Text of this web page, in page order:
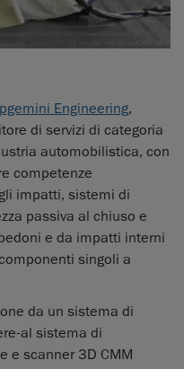
Engineering,
di servizi di categoria
automobilistica, con
competenze
impatti, sistemi di
passiva al chiuso e
e da impatti interni
singoli a
da un sistema di
al sistema di
e scanner 3D CMM